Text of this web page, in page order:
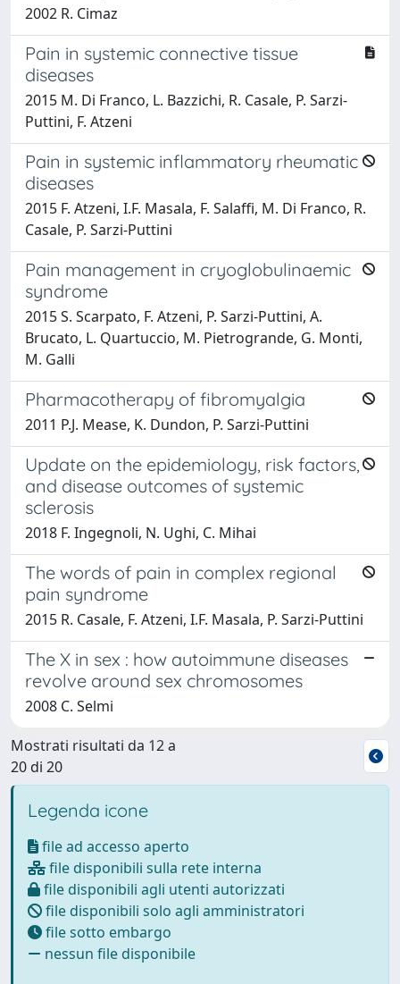
2002 R. Cimaz
Pain in systemic connective tissue
diseases
2015 M. Di Franco, L. Bazzichi, R. Casale, P. Sarzi-
Puttini, F. Atzeni
Pain in systemic inflammatory rheumatic
diseases
2015 F. Atzeni, I.F. Masala, F. Salaffi, M. Di Franco, R.
Casale, P. Sarzi-Puttini
Pain management in cryoglobulinaemic
syndrome
2015 S. Scarpato, F. Atzeni, P. Sarzi-Puttini, A.
Brucato, L. Quartuccio, M. Pietrogrande, G. Monti,
M. Galli
Pharmacotherapy of fibromyalgia
2011 P.J. Mease, K. Dundon, P. Sarzi-Puttini
Update on the epidemiology, risk factors,
and disease outcomes of systemic
sclerosis
2018 F. Ingegnoli, N. Ughi, C. Mihai
The words of pain in complex regional
pain syndrome
2015 R. Casale, F. Atzeni, I.F. Masala, P. Sarzi-Puttini
The X in sex : how autoimmune diseases
revolve around sex chromosomes
2008 C. Selmi
Mostrati risultati da 12 a
20 di 20
Legenda icone
file ad accesso aperto
file disponibili sulla rete interna
file disponibili agli utenti autorizzati
file disponibili solo agli amministratori
file sotto embargo
nessun file disponibile